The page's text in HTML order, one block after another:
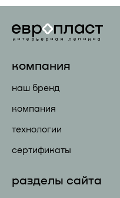
компания
наш бренд
компания
технологии
сертификаты
разделы сайта